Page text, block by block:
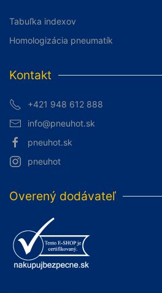
Tabuľka indexov
Homologizácia pneumatík
Kontakt
+421 948 612 888
info@pneuhot.sk
pneuhot.sk
pneuhot
Overený dodávateľ